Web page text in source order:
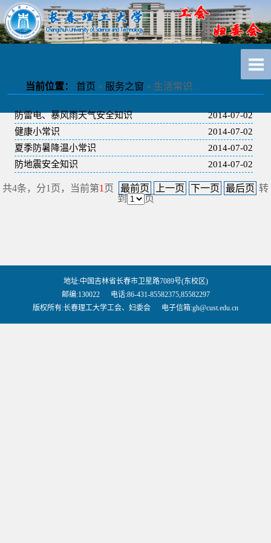
当前位置： 首页 » 服务之窗 » 生活常识
防雷电、暴风雨天气安全知识
2014-07-02
健康小常识
2014-07-02
夏季防暑降温小常识
2014-07-02
防地震安全知识
2014-07-02
共4条，分1页，当前第1 页 最前页 上一页 下一页 最后页 转
到
页
地址:中国吉林省长春市卫星路7089号(东校区)
邮编:130022 电话:86-431-85582375,85582297
版权所有:长春理工大学工会、妇委会 电子信箱:gh@cust.edu.cn